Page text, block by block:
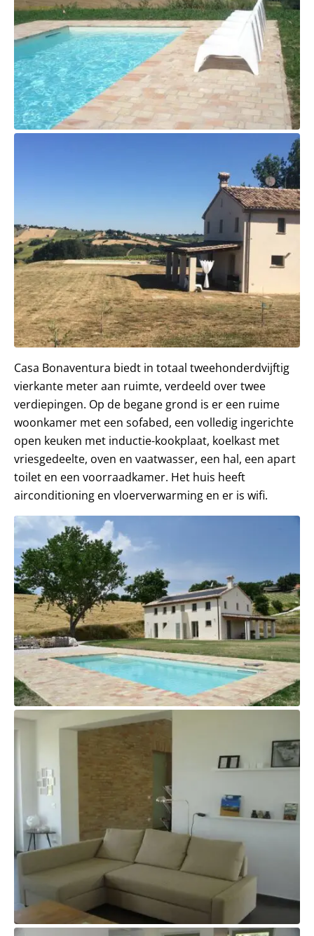
Casa Bonaventura biedt in totaal tweehonderdvijftig
vierkante meter aan ruimte, verdeeld over twee
verdiepingen. Op de begane grond is er een ruime
woonkamer met een sofabed, een volledig ingerichte
open keuken met inductie-kookplaat, koelkast met
vriesgedeelte, oven en vaatwasser, een hal, een apart
toilet en een voorraadkamer. Het huis heeft
airconditioning en vloerverwarming en er is wifi.